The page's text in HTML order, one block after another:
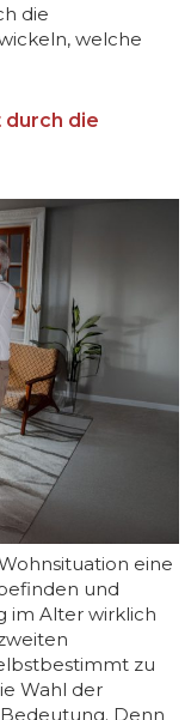
die
welche
durch die
eine
und
im Alter wirklich
zu
Wahl der
Denn